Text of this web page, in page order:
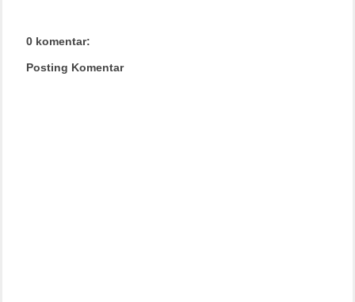
0 komentar:
Posting Komentar